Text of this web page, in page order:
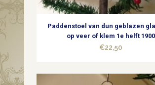
midden
1900
Paddenstoel van dun geblazen
op veer of klem 1e helft 1900
€22,50